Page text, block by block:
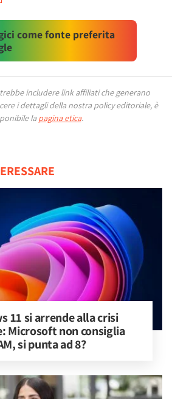
come fonte preferita
includere link affiliati che generano
i dettagli della nostra policy editoriale, è
la pagina etica.
11 si arrende alla crisi
Microsoft non consiglia
si punta ad 8?